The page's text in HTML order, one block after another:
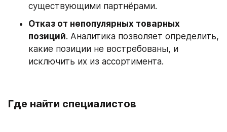
существующими партнёрами.
Отказ от непопулярных товарных
позиций. Аналитика позволяет определить,
какие позиции не востребованы, и
исключить их из ассортимента.
Где найти специалистов